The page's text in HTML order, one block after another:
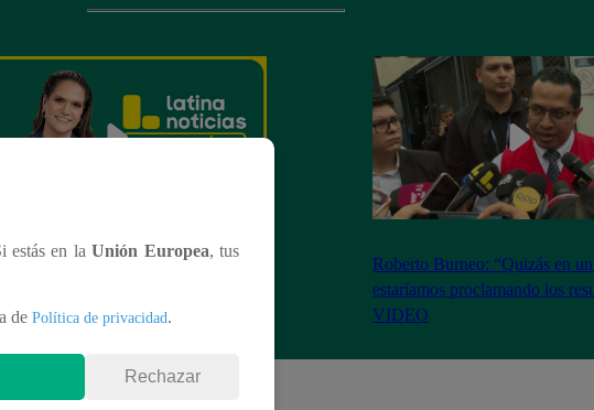
Noticias, edición mediodía:
Roberto Burneo: “Quizás en
estaríamos proclamando los
VIDEO
estás en laUnión Europea, tus
de Política de privacidad.
Rechazar